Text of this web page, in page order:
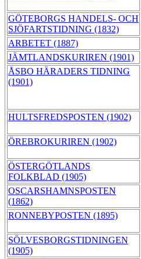
GÖTEBORGS HANDELS- OCH
SJÖFARTSTIDNING (1832)
ARBETET (1887)
JÄMTLANDSKURIREN (1901)
ÅSBO HÄRADERS TIDNING
(1901)
HULTSFREDSPOSTEN (1902)
ÖREBROKURIREN (1902)
ÖSTERGÖTLANDS
FOLKBLAD (1905)
OSCARSHAMNSPOSTEN
(1862)
RONNEBYPOSTEN (1895)
SÖLVESBORGSTIDNINGEN
(1905)